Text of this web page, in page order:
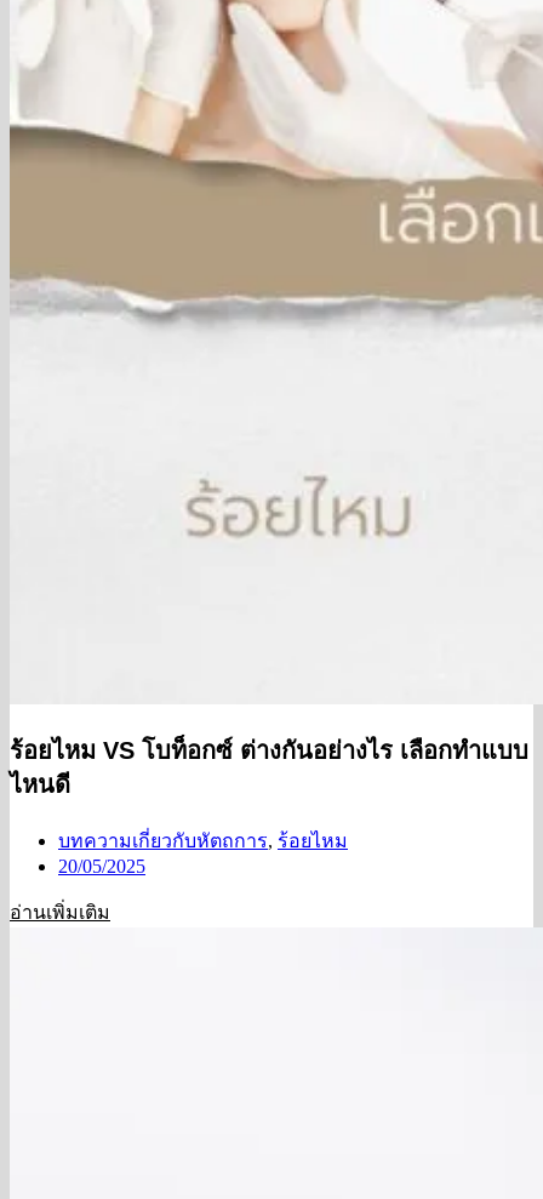
ร้อยไหม VS โบท็อกซ์ ต่างกันอย่างไร เลือกทำแบบ
ไหนดี
บทความเกี่ยวกับหัตถการ, ร้อยไหม
20/05/2025
อ่านเพิ่มเติม